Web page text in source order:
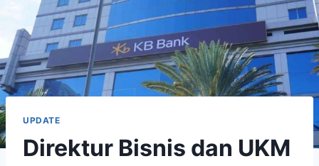
UPDATE
Direktur Bisnis dan UKM